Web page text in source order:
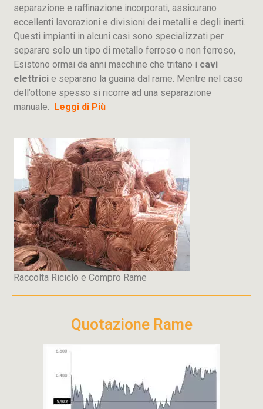
separazione e raffinazione incorporati, assicurano
eccellenti lavorazioni e divisioni dei metalli e degli inerti.
Questi impianti in alcuni casi sono specializzati per
separare solo un tipo di metallo ferroso o non ferroso,
Esistono ormai da anni macchine che tritano i cavi
elettrici e separano la guaina dal rame. Mentre nel caso
dell’ottone spesso si ricorre ad una separazione
manuale. Leggi di Più
Raccolta Riciclo e Compro Rame
Quotazione Rame